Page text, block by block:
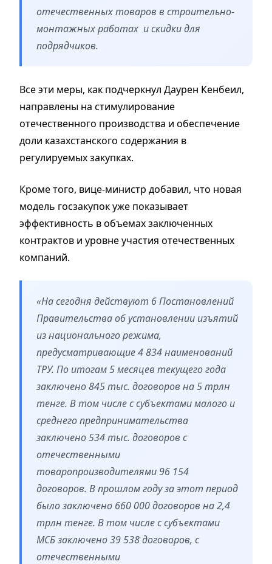
отечественных товаров в строительно-
монтажных работах и скидки для
подрядчиков.
Все эти меры, как подчеркнул Даурен Кенбеил,
направлены на стимулирование
отечественного производства и обеспечение
доли казахстанского содержания в
регулируемых закупках.
Кроме того, вице-министр добавил, что новая
модель госзакупок уже показывает
эффективность в объемах заключенных
контрактов и уровне участия отечественных
компаний.
«На сегодня действуют 6 Постановлений
Правительства об установлении изъятий
из национального режима,
предусматривающие 4 834 наименований
ТРУ. По итогам 5 месяцев текущего года
заключено 845 тыс. договоров на 5 трлн
тенге. В том числе с субъектами малого и
среднего предпринимательства
заключено 534 тыс. договоров с
отечественными
товаропроизводителями 96 154
договоров. В прошлом году за этот период
было заключено 660 000 договоров на 2,4
трлн тенге. В том числе с субъектами
МСБ заключено 39 538 договоров, с
отечественными